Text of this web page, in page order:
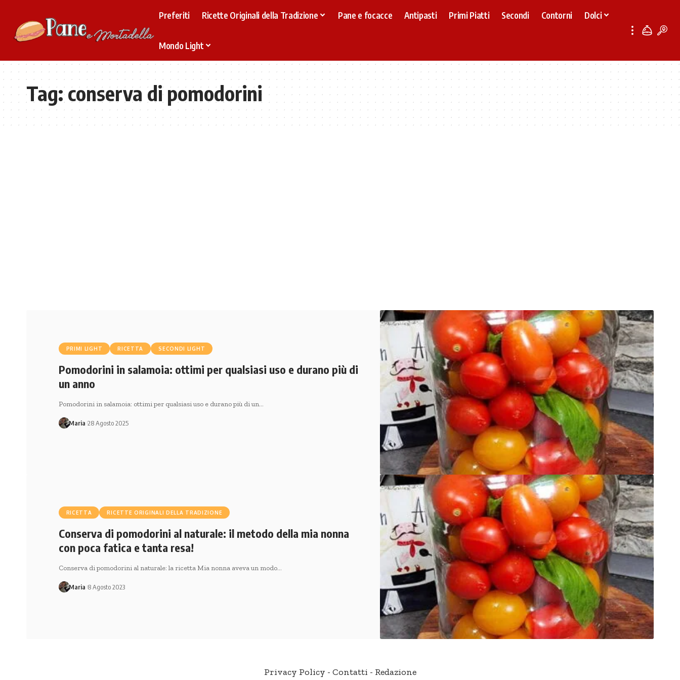
Preferiti Ricette Originali della Tradizione Pane e focacce Antipasti Primi Piatti Secondi Contorni Dolci
Mondo Light
Tag:conserva di pomodorini
PRIMI LIGHT RICETTA SECONDI LIGHT
Pomodorini in salamoia: ottimi per qualsiasi uso e durano più di
un anno
Pomodorini in salamoia: ottimi per qualsiasi uso e durano più di un…
Maria 28 Agosto 2025
RICETTA RICETTE ORIGINALI DELLA TRADIZIONE
Conserva di pomodorini al naturale: il metodo della mia nonna
con poca fatica e tanta resa!
Conserva di pomodorini al naturale: la ricetta Mia nonna aveva un modo…
Maria 8 Agosto 2023
Privacy Policy - Contatti - Redazione